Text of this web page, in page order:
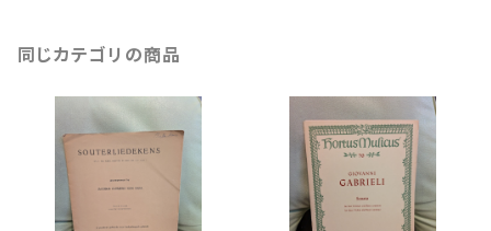
同じカテゴリの商品